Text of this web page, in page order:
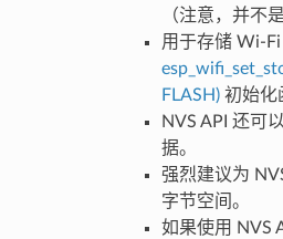
（注意，并不
用于存储 Wi-
FLASH)初始化
NVS API 还可
据。
强烈建议为
字节空间。
如果使用 NVS